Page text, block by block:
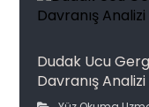
Dudak Ucu
Davranış Analizi